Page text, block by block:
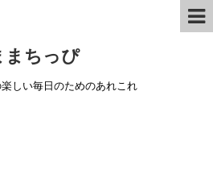
まちっぴ
しい毎日のためのあれこれ